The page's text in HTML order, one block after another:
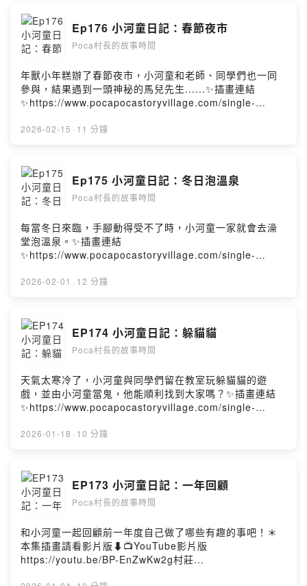
Pickok“BLUE SETTER”Powered by Firstory Hosting
館 臺灣藝術走廊📣小河童造型抱枕購買連結
https://famistore.famiport.com.tw/famistore/users/21
93711/merchandises/657db74394c84f342bb0c780☕️
https://open.firstory.me/join/pocastory村莊FB
https://www.facebook.com/pocapocastoryvillage村莊
IG
☕️喜歡這集故事，歡迎請我們喝杯咖啡喔！
Ep176 小河童日記：春節夜市
Poca村長的故事時間
年獸小年糕辦了春節夜市，小河童和老師、同學們也一同
參與，結果遇到一頭神秘的馬兒先生......✨插畫連結
✨https://www.pocapocastoryvillage.com/single-
https://youtu.be/9vY0KNW0Ves🌍 世界母語日特展—小
館 臺灣藝術走廊📣小河童造型抱枕購買連結
https://famistore.famiport.com.tw/famistore/users/21
93711/merchandises/657db74394c84f342bb0c780☕️
https://open.firstory.me/join/pocastory村莊FB
https://www.facebook.com/pocapocastoryvillage村莊
IG
☕️喜歡這集故事，歡迎請我們喝杯咖啡喔！
Firstory Hosting
2026-02-15 · 11 分鐘
Ep175 小河童日記：冬日泡溫泉
Poca村長的故事時間
每當冬日來臨，手腳動得受不了時，小河童一家就會去澡
堂泡溫泉。✨插畫連結
✨https://www.pocapocastoryvillage.com/single-
—小河童的手語課日期｜2026.2.7（六）～ 3.29（日）時
https://famistore.famiport.com.tw/famistore/users/21
93711/merchandises/657db74394c84f342bb0c780☕️
喜歡這集故事，歡迎請我們喝杯咖啡喔！
https://www.facebook.com/pocapocastoryvillage村莊
IG
https://www.instagram.com/pocapoca_story_village/
https://open.firstory.me/join/pocastory片頭曲
2026-02-01 · 12 分鐘
EP174 小河童日記：躲貓貓
Poca村長的故事時間
天氣太寒冷了，小河童與同學們留在教室玩躲貓貓的遊
戲，並由小河童當鬼，他能順利找到大家嗎？✨插畫連結
✨https://www.pocapocastoryvillage.com/single-
FBhttps://www.facebook.com/pocapocastoryvillage村
/📣小河童造型抱枕購買連結
https://famistore.famiport.com.tw/famistore/users/21
93711/merchandises/657db74394c84f342bb0c780☕️
https://open.firstory.me/join/pocastory片頭曲
Pickok“BLUE SETTER”Powered by Firstory Hosting
2026-01-18 · 10 分鐘
EP173 小河童日記：一年回顧
Poca村長的故事時間
和小河童一起回顧前一年度自己做了哪些有趣的事吧！＊
本集插畫請看影片版⬇️📺YouTube影片版
https://youtu.be/BP-EnZwKw2g村莊